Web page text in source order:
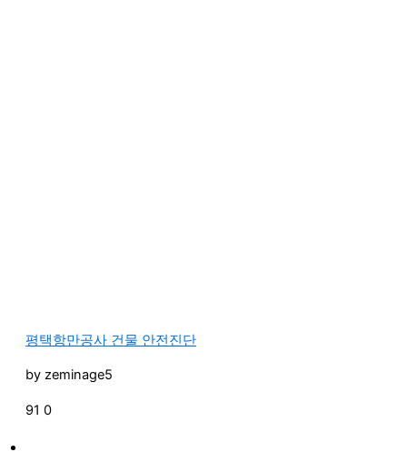
평택항만공사 건물 안전진단
by zeminage5
91 0